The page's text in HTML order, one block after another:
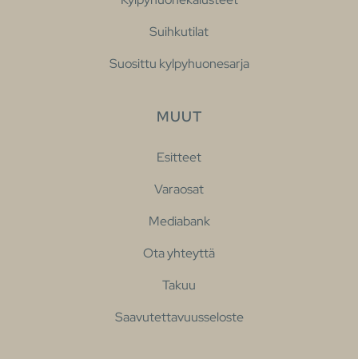
Suihkutilat
Suosittu kylpyhuonesarja
MUUT
Esitteet
Varaosat
Mediabank
Ota yhteyttä
Takuu
Saavutettavuusseloste